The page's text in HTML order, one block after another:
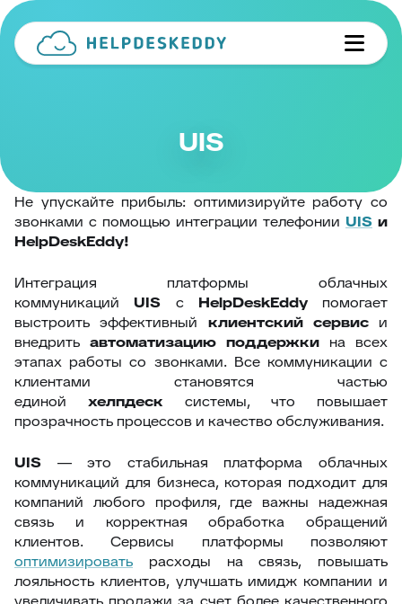
UIS
Не упускайте прибыль: оптимизируйте работу со
звонками с помощью интеграции телефонии UIS и
HelpDeskEddy!
Интеграция платформы облачных
коммуникаций UIS с HelpDeskEddyпомогает
выстроить эффективный клиентский сервиси
внедрить автоматизацию поддержки на всех
этапах работы со звонками. Все коммуникации с
клиентами становятся частью
единой хелпдеск системы, что повышает
прозрачность процессов и качество обслуживания.
UIS — это стабильная платформа облачных
коммуникаций для бизнеса, которая подходит для
компаний любого профиля, где важны надежная
связь и корректная обработка обращений
клиентов. Сервисы платформы позволяют
оптимизировать расходы на связь, повышать
лояльность клиентов, улучшать имидж компании и